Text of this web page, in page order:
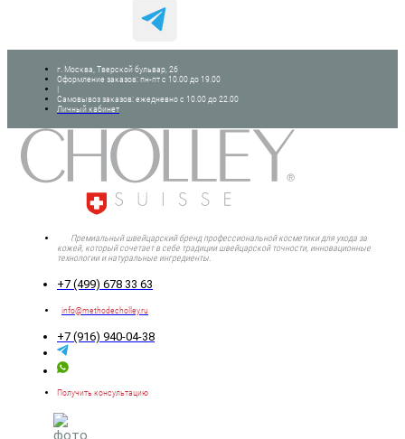
г. Москва, Тверской бульвар, 26
Оформление заказов: пн-пт с 10.00 до 19.00
|
Самовывоз заказов: ежедневно с 10.00 до 22.00
Личный кабинет
Премиальный швейцарский бренд профессиональной косметики для ухода за
кожей, который сочетает в себе традиции швейцарской точности, инновационные
технологии и натуральные ингредиенты.
+7 (499) 678 33 63
info@methodecholley.ru
+7 (916) 940-04-38
Получить консультацию